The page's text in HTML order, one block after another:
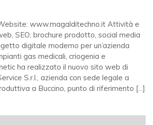
www.magalditechno.it Attività e
SEO, brochure prodotto, social media
digitale moderno per un’azienda
gas medicali, criogenia e
ha realizzato il nuovo sito web di
S.r.l., azienda con sede legale a
a Buccino, punto di riferimento [...]